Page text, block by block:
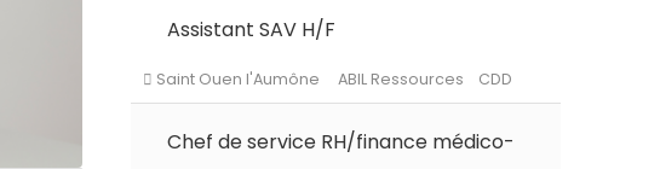
Intérim
Assistant SAV H/F
Saint Ouen l'Aumône ABIL Ressources
Chef de service RH/finance médico-